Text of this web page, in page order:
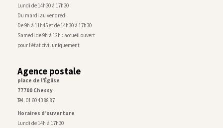
Lundi de 14h30 à 17h30
Du mardi au vendredi
De 9h à 11h45 et de 14h30 à 17h30
Samedi de 9h à 12h : accueil ouvert
pour l’état civil uniquement
Agence postale
place de l’Église
77700 Chessy
Tél. 01 60 43 88 87
Horaires d’ouverture
Lundi de 14h à 17h30